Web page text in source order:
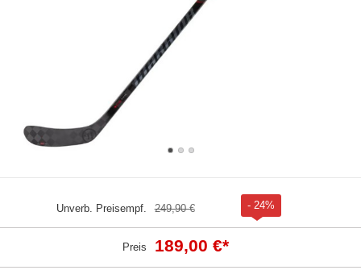
Unverb. Preisempf. 249,90 € - 24%
Preis 189,00 €*